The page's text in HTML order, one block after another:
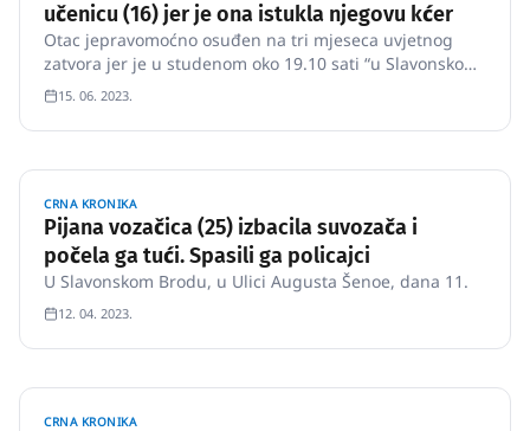
učenicu (16) jer je ona istukla njegovu kćer
Otac jepravomoćno osuđen na tri mjeseca uvjetnog
zatvora jer je u studenom oko 19.10 sati “u Slavonskom
Brodu unutar Caffe bara Charlie napao maloljetnicu"
piše danica.hr.
15. 06. 2023.
CRNA KRONIKA
Pijana vozačica (25) izbacila suvozača i
počela ga tući. Spasili ga policajci
U Slavonskom Brodu, u Ulici Augusta Šenoe, dana 11.
12. 04. 2023.
CRNA KRONIKA